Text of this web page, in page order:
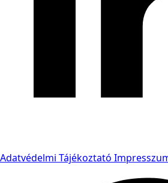
Adatvédelmi Tájékoztató